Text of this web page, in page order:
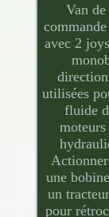
Van
avec 2
utilisées
fluide
une
un
pour